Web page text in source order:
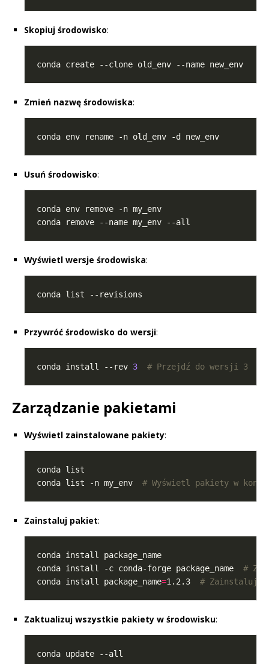
Skopiuj środowisko:
Zmień nazwę środowiska:
Usuń środowisko:
Wyświetl wersje środowiska:
Przywróć środowisko do wersji:
conda install --rev 3 # Przejdź do wersji 3
Zarządzanie pakietami
Wyświetl zainstalowane pakiety:
conda list -n my_env # Wyświetl pakiety w
Zainstaluj pakiet:
conda install -c conda-forge package_name #
conda install package_name=1.2.3 # Zainstaluj
Zaktualizuj wszystkie pakiety w środowisku: